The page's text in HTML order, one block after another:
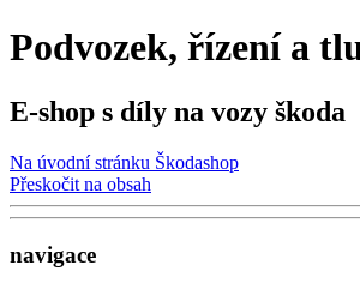
Podvozek, řízení a
E-shop s díly na vozy škoda
Na úvodní stránku Škodashop
Přeskočit na obsah
navigace